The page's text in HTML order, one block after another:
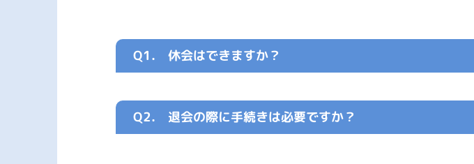
Q1. 休会はできますか？
Q2. 退会の際に手続きは必要ですか？